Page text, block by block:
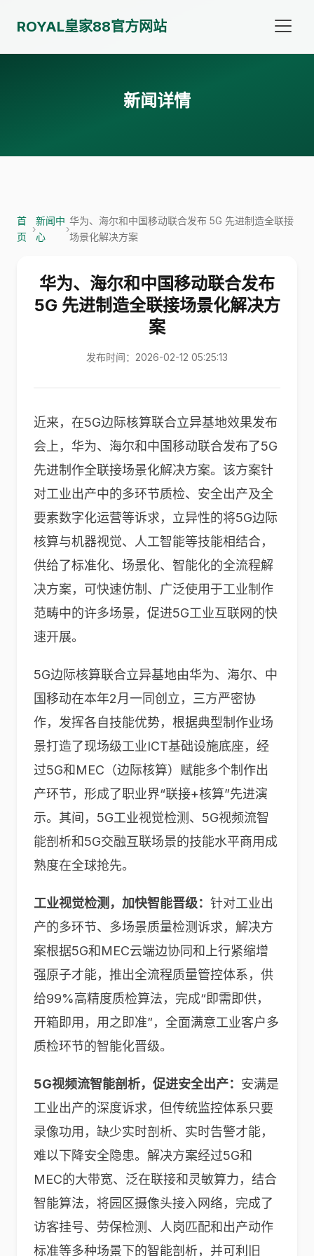
ROYAL皇家88官方网站
新闻详情
首
页
›
新闻中
心
›
华为、海尔和中国移动联合发布 5G 先进制造全联接
场景化解决方案
华为、海尔和中国移动联合发布
5G 先进制造全联接场景化解决方
案
发布时间：2026-02-12 05:25:13
近来，在5G边际核算联合立异基地效果发布
会上，华为、海尔和中国移动联合发布了5G
先进制作全联接场景化解决方案。该方案针
对工业出产中的多环节质检、安全出产及全
要素数字化运营等诉求，立异性的将5G边际
核算与机器视觉、人工智能等技能相结合，
供给了标准化、场景化、智能化的全流程解
决方案，可快速仿制、广泛使用于工业制作
范畴中的许多场景，促进5G工业互联网的快
速开展。
5G边际核算联合立异基地由华为、海尔、中
国移动在本年2月一同创立，三方严密协
作，发挥各自技能优势，根据典型制作业场
景打造了现场级工业ICT基础设施底座，经
过5G和MEC（边际核算）赋能多个制作出
产环节，形成了职业界“联接+核算”先进演
示。其间，5G工业视觉检测、5G视频流智
能剖析和5G交融互联场景的技能水平商用成
熟度在全球抢先。
工业视觉检测，加快智能晋级： 针对工业出
产的多环节、多场景质量检测诉求，解决方
案根据5G和MEC云端边协同和上行紧缩增
强原子才能，推出全流程质量管控体系，供
给99%高精度质检算法，完成“即需即供，
开箱即用，用之即准”，全面满意工业客户多
质检环节的智能化晋级。
5G视频流智能剖析，促进安全出产： 安满是
工业出产的深度诉求，但传统监控体系只要
录像功用，缺少实时剖析、实时告警才能，
难以下降安全隐患。解决方案经过5G和
MEC的大带宽、泛在联接和灵敏算力，结合
智能算法，将园区摄像头接入网络，完成了
访客挂号、劳保检测、人岗匹配和出产动作
标准等多种场景下的智能剖析，并可利旧